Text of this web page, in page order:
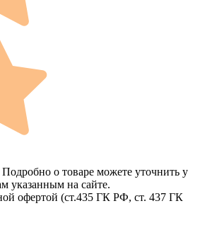
Подробно о товаре можете уточнить у
указанным на сайте.
офертой (ст.435 ГК РФ, cт. 437 ГК